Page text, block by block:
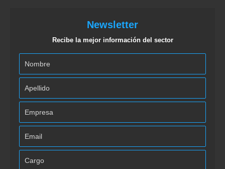
Newsletter
Recibe la mejor información del sector